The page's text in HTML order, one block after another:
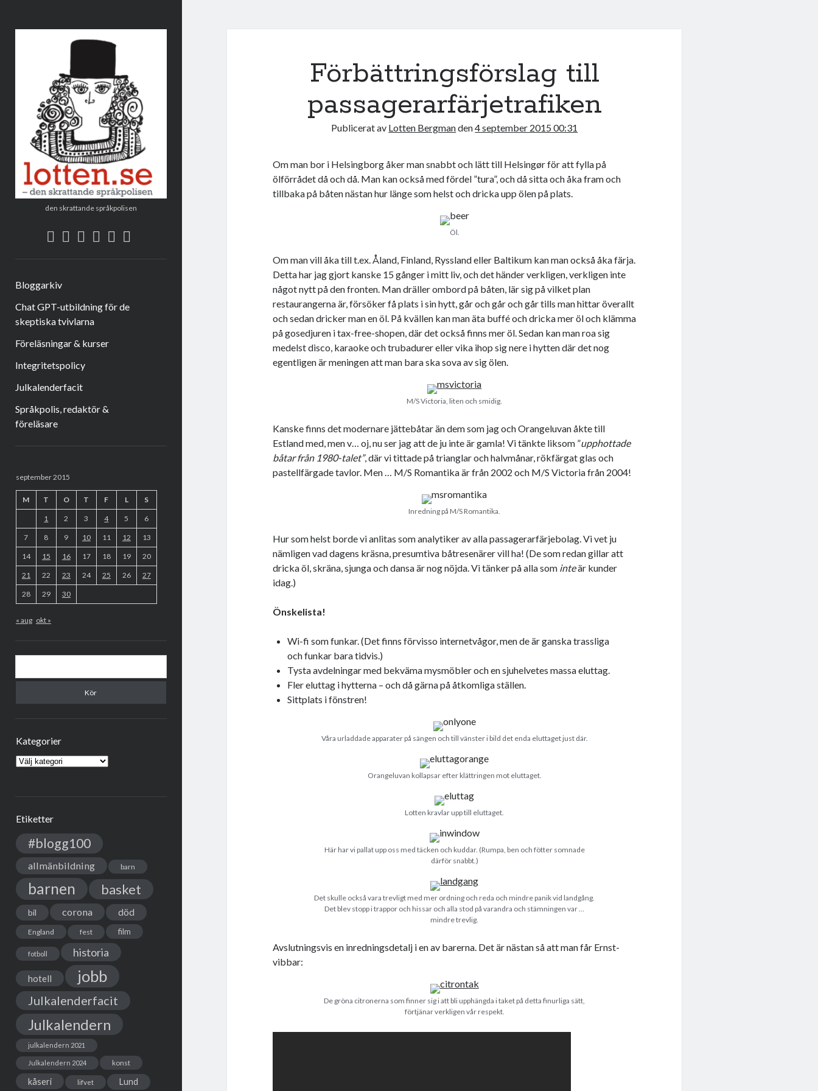
den skrattande språkpolisen
twitter
facebook
instagram
linkedin
rss
Bloggarkiv
Chat GPT-utbildning för de
skeptiska tvivlarna
Föreläsningar & kurser
Integritetspolicy
Julkalenderfacit
Språkpolis, redaktör &
föreläsare
september 2015
M T O T F L S
1 2 3 4 5 6
7 8 9 10 11 12 13
14 15 16 17 18 19 20
21 22 23 24 25 26 27
28 29 30
« aug okt »
Kategorier
Kategorier
Etiketter
#blogg100
allmänbildning barn
barnen basket
bil corona död
England fest film
fotboll historia
hotell jobb
Julkalenderfacit
Julkalendern
julkalendern 2021
Julkalendern 2024 konst
kåseri lifvet Lund
Förbättringsförslag till
passagerarfärjetrafiken
Publicerat av Lotten Bergmanden4 september 2015 00:31
Om man bor i Helsingborg åker man snabbt och lätt till Helsingør för att fylla på
ölförrådet då och då. Man kan också med fördel ”tura”, och då sitta och åka fram och
tillbaka på båten nästan hur länge som helst och dricka upp ölen på plats.
Öl.
Om man vill åka till t.ex. Åland, Finland, Ryssland eller Baltikum kan man också åka färja.
Detta har jag gjort kanske 15 gånger i mitt liv, och det händer verkligen, verkligen inte
något nytt på den fronten. Man dräller ombord på båten, lär sig på vilket plan
restaurangerna är, försöker få plats i sin hytt, går och går och går tills man hittar överallt
och sedan dricker man en öl. På kvällen kan man äta buffé och dricka mer öl och klämma
på gosedjuren i tax-free-shopen, där det också finns mer öl. Sedan kan man roa sig
medelst disco, karaoke och trubadurer eller vika ihop sig nere i hytten där det nog
egentligen är meningen att man bara ska sova av sig ölen.
M/S Victoria, liten och smidig.
Kanske finns det modernare jättebåtar än dem som jag och Orangeluvan åkte till
Estland med, men v… oj, nu ser jag att de ju inte är gamla! Vi tänkte liksom ”upphottade
båtar från 1980-talet”, där vi tittade på trianglar och halvmånar, rökfärgat glas och
pastellfärgade tavlor. Men … M/S Romantika är från 2002 och M/S Victoria från 2004!
Inredning på M/S Romantika.
Hur som helst borde vi anlitas som analytiker av alla passagerarfärjebolag. Vi vet ju
nämligen vad dagens kräsna, presumtiva båtresenärer vill ha! (De som redan gillar att
dricka öl, skräna, sjunga och dansa är nog nöjda. Vi tänker på alla som inteär kunder
idag.)
Önskelista!
Wi-fi som funkar. (Det finns förvisso internetvågor, men de är ganska trassliga
och funkar bara tidvis.)
Tysta avdelningar med bekväma mysmöbler och en sjuhelvetes massa eluttag.
Fler eluttag i hytterna – och då gärna på åtkomliga ställen.
Sittplats i fönstren!
Våra urladdade apparater på sängen och till vänster i bild det enda eluttaget just där.
Orangeluvan kollapsar efter klättringen mot eluttaget.
Lotten kravlar upp till eluttaget.
Här har vi pallat upp oss med täcken och kuddar. (Rumpa, ben och fötter somnade
därför snabbt.)
Det skulle också vara trevligt med mer ordning och reda och mindre panik vid landgång.
Det blev stopp i trappor och hissar och alla stod på varandra och stämningen var …
mindre trevlig.
Avslutningsvis en inredningsdetalj i en av barerna. Det är nästan så att man får Ernst-
vibbar:
De gröna citronerna som finner sig i att bli upphängda i taket på detta finurliga sätt,
förtjänar verkligen vår respekt.